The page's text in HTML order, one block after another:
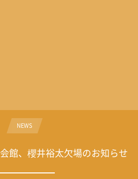
NEWS
館、櫻井裕太欠場のお知らせ